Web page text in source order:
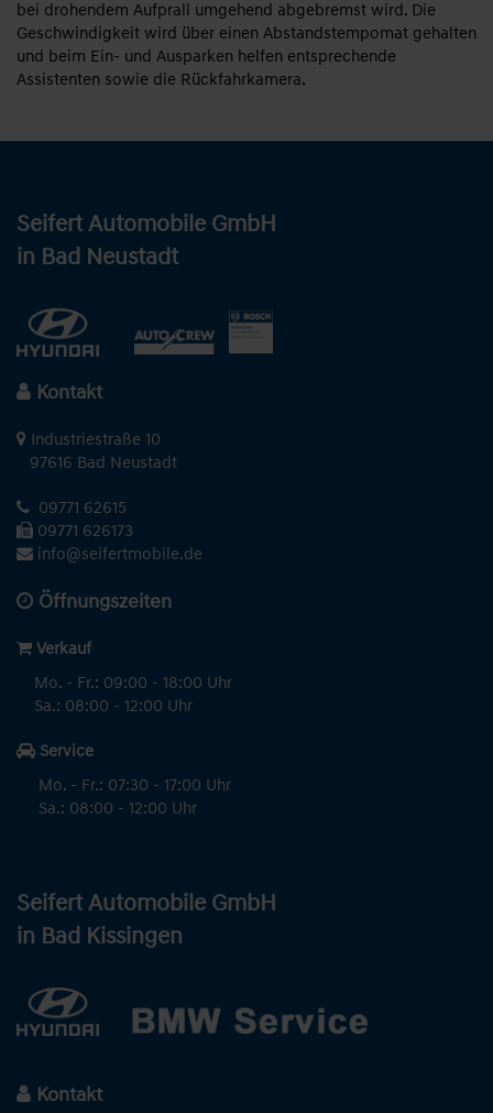
bei drohendem Aufprall umgehend abgebremst wird. Die
Geschwindigkeit wird über einen Abstandstempomat gehalten
und beim Ein- und Ausparken helfen entsprechende
Assistenten sowie die Rückfahrkamera.
Seifert Automobile GmbH
in Bad Neustadt
Kontakt
Industriestraße 10
97616 Bad Neustadt
09771 62615
09771 626173
info@seifertmobile.de
Öffnungszeiten
Verkauf
Mo. - Fr.: 09:00 - 18:00 Uhr
Sa.: 08:00 - 12:00 Uhr
Service
Mo. - Fr.: 07:30 - 17:00 Uhr
Sa.: 08:00 - 12:00 Uhr
Seifert Automobile GmbH
in Bad Kissingen
Kontakt